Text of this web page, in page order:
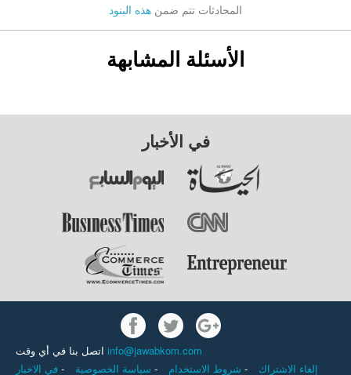
المحادثات تتم ضمن هذه البنود
الأسئلة المشابهة
في الأخبار
info@jawabkom.com
- - - إلغاء الاشتراك